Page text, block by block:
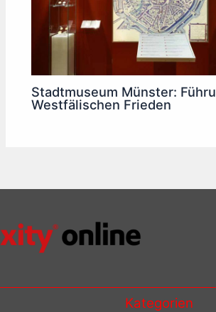
Stadtmuseum Münster:
Westfälischen Frieden
Kategorien